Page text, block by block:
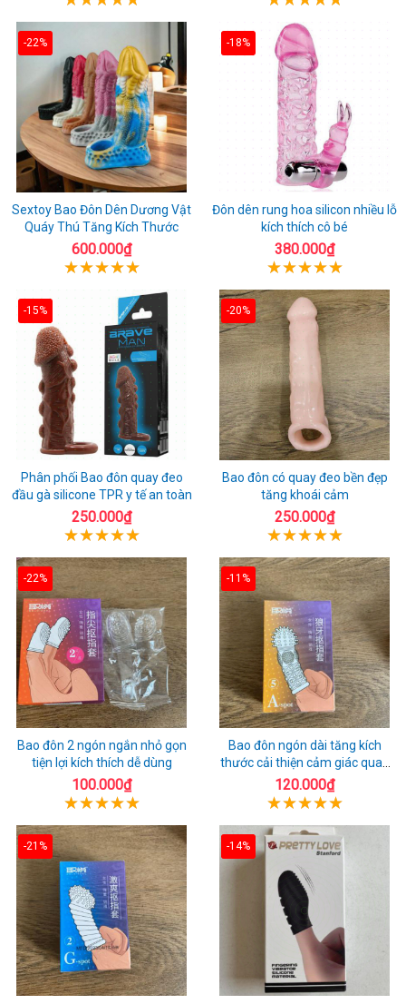
-22%
Sextoy Bao Đôn Dên Dương Vật
Quáy Thú Tăng Kích Thước
600.000₫
-18%
Đôn dên rung hoa silicon nhiều lỗ
kích thích cô bé
380.000₫
-15%
Phân phối Bao đôn quay đeo
đầu gà silicone TPR y tế an toàn
250.000₫
-20%
Bao đôn có quay đeo bền đẹp
tăng khoái cảm
250.000₫
-22%
Bao đôn 2 ngón ngắn nhỏ gọn
tiện lợi kích thích dễ dùng
100.000₫
-11%
Bao đôn ngón dài tăng kích
thước cải thiện cảm giác quan
hệ
120.000₫
-21% -14%